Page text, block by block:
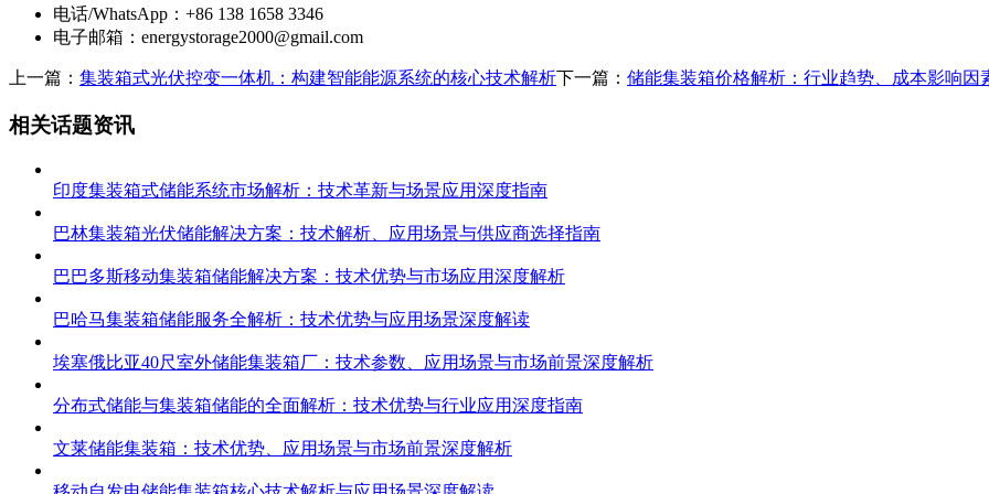
电话/WhatsApp：+86 138 1658 3346
电子邮箱： energystorage2000@gmail.com
上一篇： 集装箱式光伏控变一体机：构建智能能源系统的核心技术解析下一篇： 储能集装箱价格解析：行业趋势、成本影响因
相关话题资讯
印度集装箱式储能系统市场解析：技术革新与场景应用深度指南
巴林集装箱光伏储能解决方案：技术解析、应用场景与供应商选择指南
巴巴多斯移动集装箱储能解决方案：技术优势与市场应用深度解析
巴哈马集装箱储能服务全解析：技术优势与应用场景深度解读
埃塞俄比亚40尺室外储能集装箱厂：技术参数、应用场景与市场前景深度解析
分布式储能与集装箱储能的全面解析：技术优势与行业应用深度指南
文莱储能集装箱：技术优势、应用场景与市场前景深度解析